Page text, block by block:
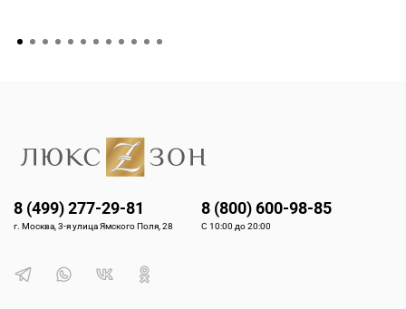
8 (499) 277-29-81
г. Москва, 3-я улица Ямского Поля, 28
8 (800) 600-98-85
С 10:00 до 20:00